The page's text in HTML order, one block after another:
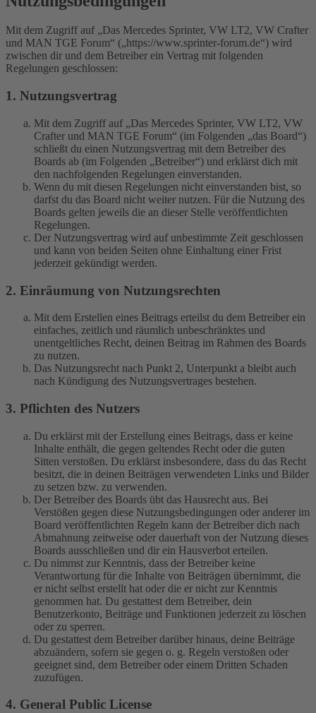
Mit dem Zugriff auf „Das Mercedes Sprinter, VW LT2, VW Crafter
und MAN TGE Forum“ („https://www.sprinter-forum.de“) wird
zwischen dir und dem Betreiber ein Vertrag mit folgenden
Regelungen geschlossen:
1. Nutzungsvertrag
Mit dem Zugriff auf „Das Mercedes Sprinter, VW LT2, VW
Crafter und MAN TGE Forum“ (im Folgenden „das Board“)
schließt du einen Nutzungsvertrag mit dem Betreiber des
Boards ab (im Folgenden „Betreiber“) und erklärst dich mit
den nachfolgenden Regelungen einverstanden.
Wenn du mit diesen Regelungen nicht einverstanden bist, so
darfst du das Board nicht weiter nutzen. Für die Nutzung des
Boards gelten jeweils die an dieser Stelle veröffentlichten
Regelungen.
Der Nutzungsvertrag wird auf unbestimmte Zeit geschlossen
und kann von beiden Seiten ohne Einhaltung einer Frist
jederzeit gekündigt werden.
2. Einräumung von Nutzungsrechten
Mit dem Erstellen eines Beitrags erteilst du dem Betreiber ein
einfaches, zeitlich und räumlich unbeschränktes und
unentgeltliches Recht, deinen Beitrag im Rahmen des Boards
zu nutzen.
Das Nutzungsrecht nach Punkt 2, Unterpunkt a bleibt auch
nach Kündigung des Nutzungsvertrages bestehen.
3. Pflichten des Nutzers
Du erklärst mit der Erstellung eines Beitrags, dass er keine
Inhalte enthält, die gegen geltendes Recht oder die guten
Sitten verstoßen. Du erklärst insbesondere, dass du das Recht
besitzt, die in deinen Beiträgen verwendeten Links und Bilder
zu setzen bzw. zu verwenden.
Der Betreiber des Boards übt das Hausrecht aus. Bei
Verstößen gegen diese Nutzungsbedingungen oder anderer im
Board veröffentlichten Regeln kann der Betreiber dich nach
Abmahnung zeitweise oder dauerhaft von der Nutzung dieses
Boards ausschließen und dir ein Hausverbot erteilen.
Du nimmst zur Kenntnis, dass der Betreiber keine
Verantwortung für die Inhalte von Beiträgen übernimmt, die
er nicht selbst erstellt hat oder die er nicht zur Kenntnis
genommen hat. Du gestattest dem Betreiber, dein
Benutzerkonto, Beiträge und Funktionen jederzeit zu löschen
oder zu sperren.
Du gestattest dem Betreiber darüber hinaus, deine Beiträge
abzuändern, sofern sie gegen o. g. Regeln verstoßen oder
geeignet sind, dem Betreiber oder einem Dritten Schaden
zuzufügen.
4. General Public License